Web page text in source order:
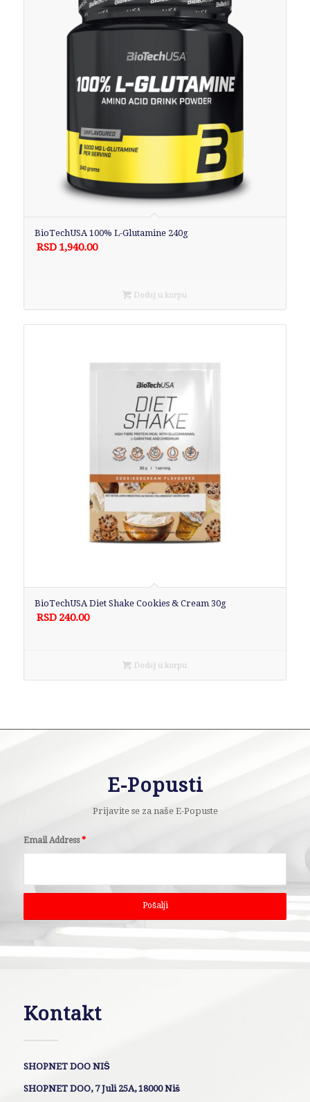
BioTechUSA 100% L-Glutamine 240g
RSD 1,940.00
Dodaj u korpu
BioTechUSA Diet Shake Cookies & Cream 30g
RSD 240.00
Dodaj u korpu
E-Popusti
Prijavite se za naše E-Popuste
Email Address*
Kontakt
SHOPNET DOO NIŠ
SHOPNET DOO, 7 Juli 25A, 18000 Niš